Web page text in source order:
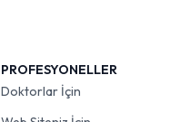
PROFESYONELLER
Doktorlar İçin